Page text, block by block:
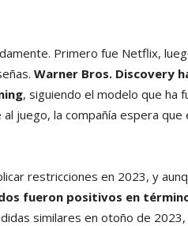
Primero fue Netflix,
Warner Bros. Discovery
, siguiendo el modelo que ha
juego, la compañía espera que
restricciones en 2023, y
fueron positivos en
similares en otoño de